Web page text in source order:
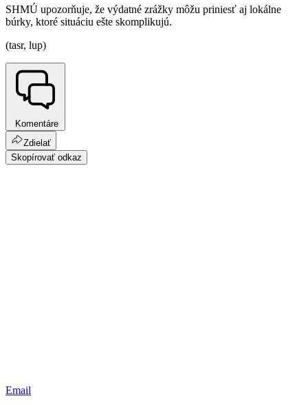
SHMÚ upozorňuje, že výdatné zrážky môžu priniesť aj lokálne
búrky, ktoré situáciu ešte skomplikujú.
(tasr, lup)
Komentáre
Zdielať
Skopírovať odkaz
Email